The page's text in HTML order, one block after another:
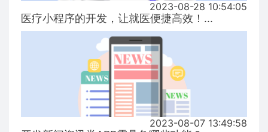
2023-08-28 10:54:05
医疗小程序的开发，让就医便捷高效！...
2023-08-07 13:49:58